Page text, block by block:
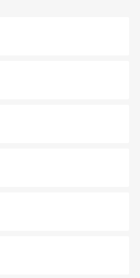
を楽しめる外せないスポット